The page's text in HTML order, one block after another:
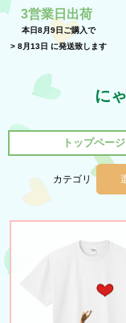
3営業日出荷
本日8月9日 ご購入で
> 8月13日 に発送致します
に
トップページ
カテゴリ